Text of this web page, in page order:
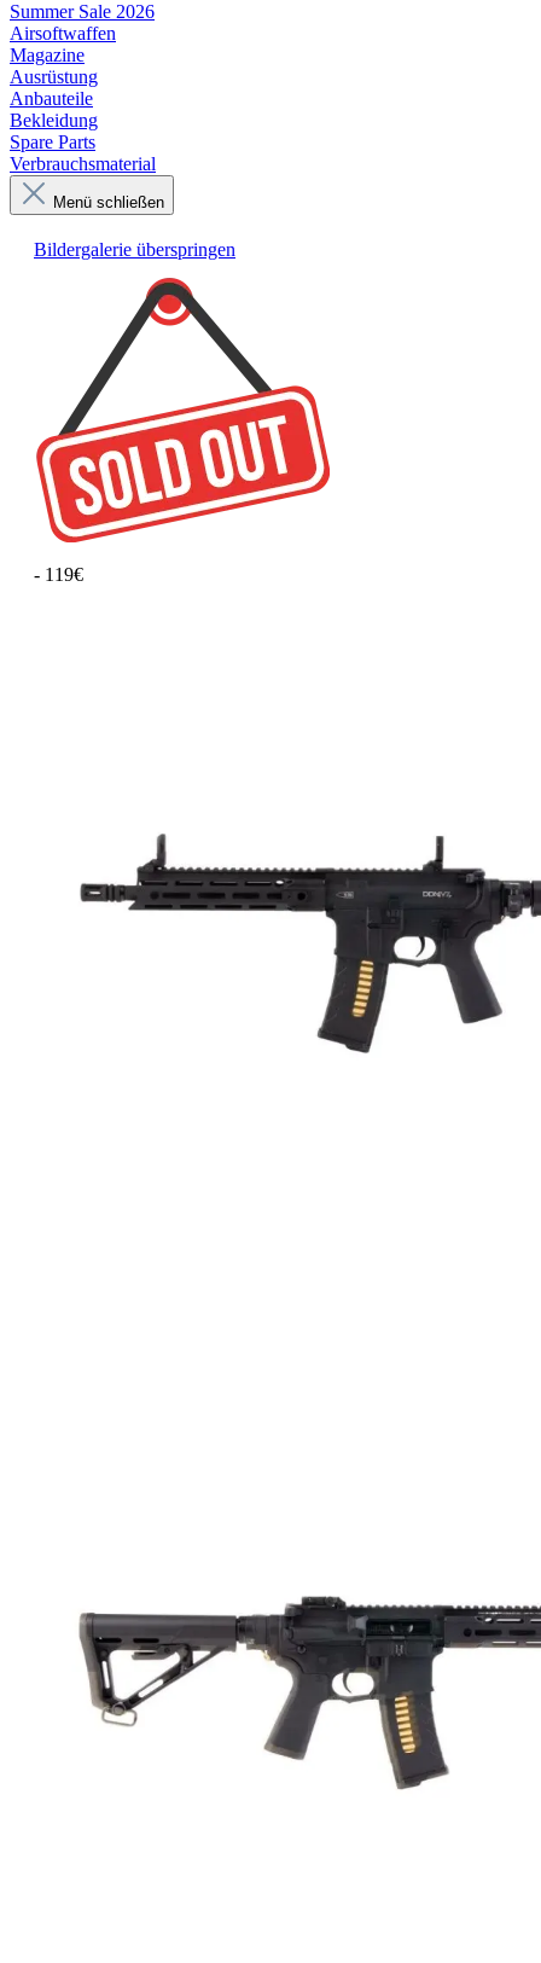
Summer Sale 2026
Airsoftwaffen
Magazine
Ausrüstung
Anbauteile
Bekleidung
Spare Parts
Verbrauchsmaterial
Menü schließen
Bildergalerie überspringen
- 119€